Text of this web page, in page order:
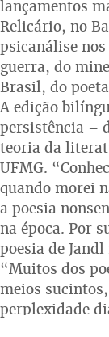
lançamentos
Relicário, no
psicanálise
guerra, do
Brasil, do
A edição
persistência –
teoria da
UFMG.
quando morei
a poesia
na época. Por
poesia de
“Muitos dos
meios
perplexidade